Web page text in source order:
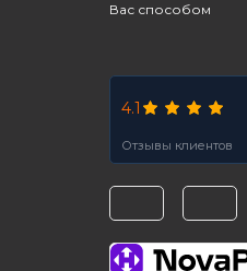
Вас способом
4.1
Отзывы клиентов